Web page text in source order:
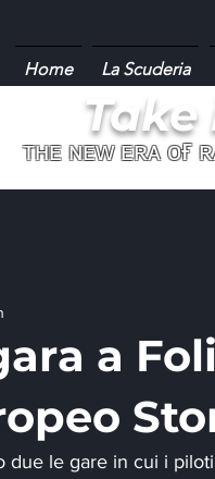
Home La Scuderia
ᴛʜᴇ ɴᴇᴡ ᴇʀᴀ ᴏғ
a
due le gare in cui i